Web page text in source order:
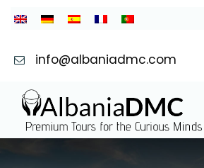
info@albaniadmc.com